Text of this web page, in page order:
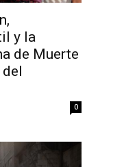
y la
de Muerte
0